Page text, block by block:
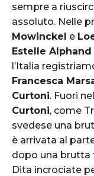
sempre a
assoluto. Nelle
Mowinckel e
Estelle Alphand
l’Italia
Francesca
Curtoni. Fuori
Curtoni, come
svedese una
è arrivata al
dopo una brutta
Dita incrociate